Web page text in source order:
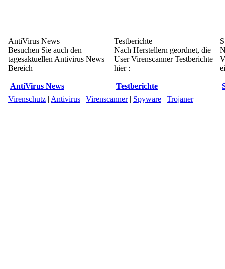
AntiVirus News
Besuchen Sie auch den
tagesaktuellen Antivirus News
Bereich
AntiVirus News
Testberichte
Nach Herstellern geordnet, die
User Virenscanner Testberichte
hier :
Testberichte
Virenschutz | Antivirus | Virenscanner| Spyware | Trojaner